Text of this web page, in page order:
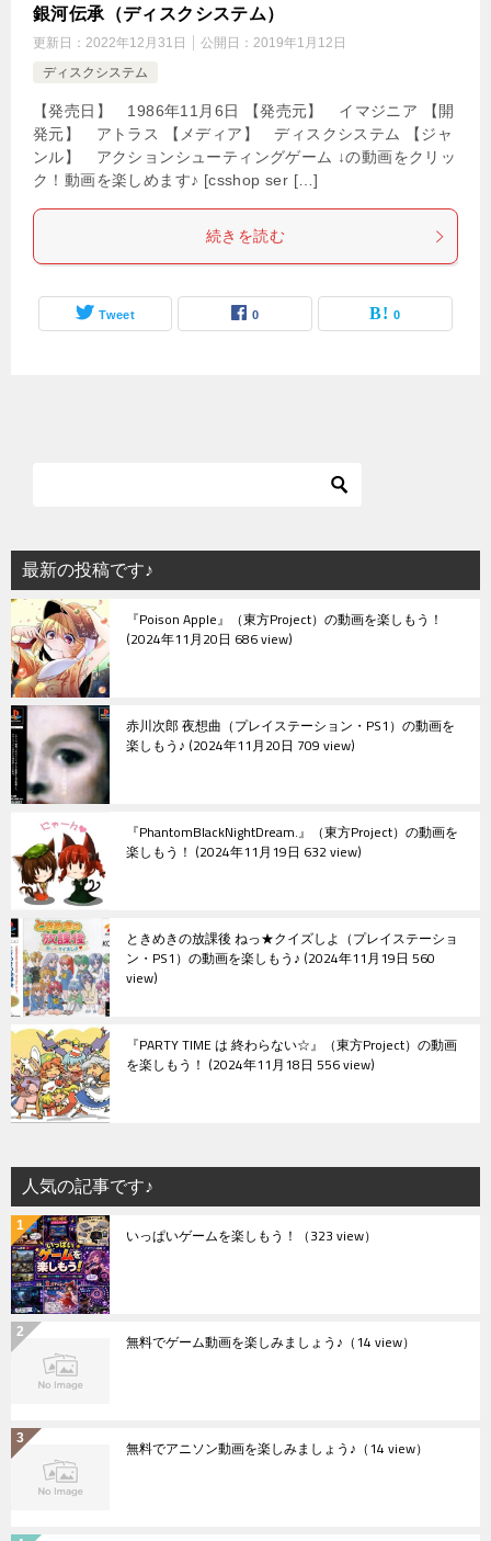
銀河伝承（ディスクシステム）
更新日： 2022年12月31日 公開日： 2019年1月12日
ディスクシステム
【発売日】 1986年11月6日 【発売元】 イマジニア 【開
発元】 アトラス 【メディア】 ディスクシステム 【ジャ
ンル】 アクションシューティングゲーム ↓の動画をクリッ
ク！動画を楽しめます♪ [csshop ser […]
続きを読む
Tweet 0 0
最新の投稿です♪
『Poison Apple』（東方Project）の動画を楽しもう！
2024年11月20日 686 view
赤川次郎 夜想曲（プレイステーション・PS1）の動画を
楽しもう♪ 2024年11月20日 709 view
『PhantomBlackNightDream.』（東方Project）の動画を
楽しもう！ 2024年11月19日 632 view
ときめきの放課後 ねっ★クイズしよ（プレイステーショ
ン・PS1）の動画を楽しもう♪ 2024年11月19日 560
view
『PARTY TIME は 終わらない☆』（東方Project）の動画
を楽しもう！ 2024年11月18日 556 view
人気の記事です♪
いっぱいゲームを楽しもう！ （323 view）
無料でゲーム動画を楽しみましょう♪ （14 view）
無料でアニソン動画を楽しみましょう♪ （14 view）